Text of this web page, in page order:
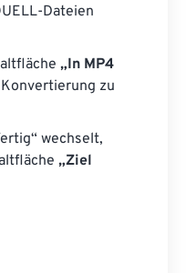
Dateien
„In MP4
zu
wechselt,
„Ziel